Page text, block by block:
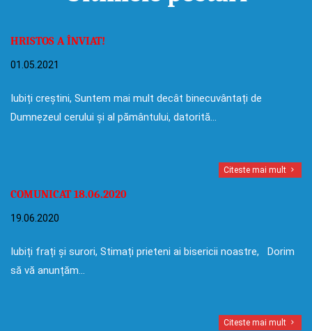
HRISTOS A ÎNVIAT!
01.05.2021
Iubiți creștini, Suntem mai mult decât binecuvântați de
Dumnezeul cerului și al pământului, datorită…
Citeste mai mult
COMUNICAT 18.06.2020
19.06.2020
Iubiți frați și surori, Stimați prieteni ai bisericii noastre, Dorim
să vă anunțăm…
Citeste mai mult